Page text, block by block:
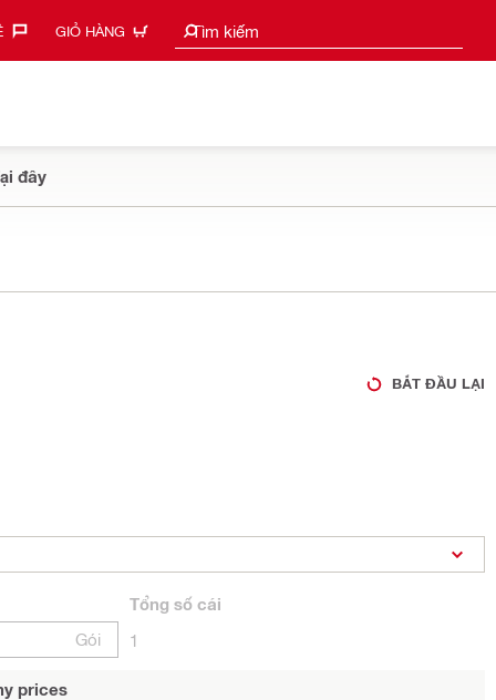
GIỎ HÀNG Tìm kiếm
Tìm kiếm gợi ý
đây
BẮT ĐẦU LẠI
Gói
Tổng số cái
1
prices